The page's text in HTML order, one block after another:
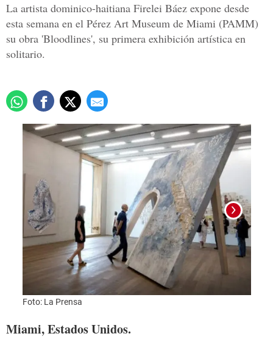
La artista dominico-haitiana Firelei Báez expone desde
esta semana en el Pérez Art Museum de Miami (PAMM)
su obra 'Bloodlines', su primera exhibición artística en
solitario.
Foto: La Prensa
Miami, Estados Unidos.